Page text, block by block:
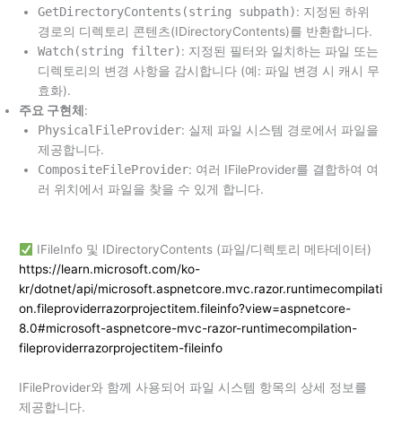
GetDirectoryContents(string subpath): 지정된 하위
경로의 디렉토리 콘텐츠(IDirectoryContents)를 반환합니다.
Watch(string filter): 지정된 필터와 일치하는 파일 또는
디렉토리의 변경 사항을 감시합니다 (예: 파일 변경 시 캐시 무
효화).
주요 구현체 :
PhysicalFileProvider: 실제 파일 시스템 경로에서 파일을
제공합니다.
CompositeFileProvider: 여러 IFileProvider를 결합하여 여
러 위치에서 파일을 찾을 수 있게 합니다.
IFileInfo 및 IDirectoryContents (파일/디렉토리 메타데이터)
https://learn.microsoft.com/ko-
kr/dotnet/api/microsoft.aspnetcore.mvc.razor.runtimecompilati
on.fileproviderrazorprojectitem.fileinfo?view=aspnetcore-
8.0#microsoft-aspnetcore-mvc-razor-runtimecompilation-
fileproviderrazorprojectitem-fileinfo
IFileProvider와 함께 사용되어 파일 시스템 항목의 상세 정보를
제공합니다.